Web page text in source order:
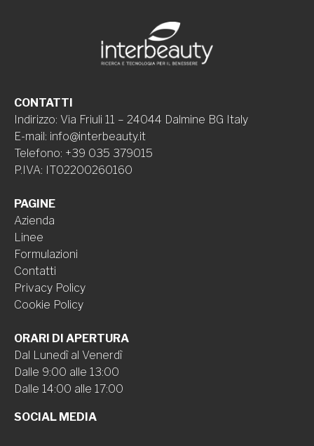
CONTATTI
Indirizzo: Via Friuli 11 – 24044 Dalmine BG Italy
E-mail: info@interbeauty.it
Telefono: +39 035 379015
P.IVA: IT02200260160
PAGINE
Azienda
Linee
Formulazioni
Contatti
Privacy Policy
Cookie Policy
ORARI DI APERTURA
Dal Lunedì al Venerdì
Dalle 9:00 alle 13:00
Dalle 14:00 alle 17:00
SOCIAL MEDIA